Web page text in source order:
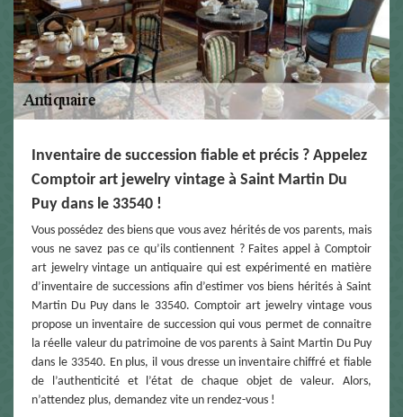
Inventaire de succession fiable et précis ? Appelez
Comptoir art jewelry vintage à Saint Martin Du
Puy dans le 33540 !
Vous possédez des biens que vous avez hérités de vos parents, mais
vous ne savez pas ce qu’ils contiennent ? Faites appel à Comptoir
art jewelry vintage un antiquaire qui est expérimenté en matière
d’inventaire de successions afin d’estimer vos biens hérités à Saint
Martin Du Puy dans le 33540. Comptoir art jewelry vintage vous
propose un inventaire de succession qui vous permet de connaitre
la réelle valeur du patrimoine de vos parents à Saint Martin Du Puy
dans le 33540. En plus, il vous dresse un inventaire chiffré et fiable
de l’authenticité et l’état de chaque objet de valeur. Alors,
n’attendez plus, demandez vite un rendez-vous !